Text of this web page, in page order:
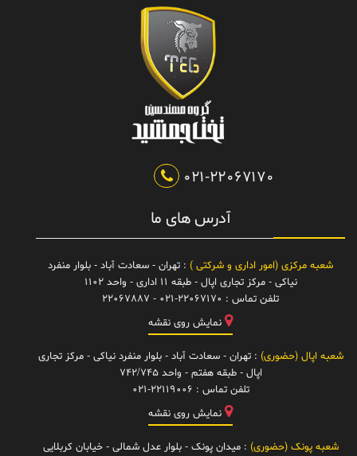
021-22067170
آدرس های ما
شعبه مرکزی (امور اداری و شرکتی ) : تهران - سعادت آباد - بلوار منفرد
نیاکی - مرکز تجاری اپال - طبقه 11 اداری - واحد 1102
تلفن تماس : 021-22067170 - 22067887
نمایش روی نقشه
شعبه اپال (حضوری) : تهران - سعادت آباد - بلوار منفرد نیاکی - مرکز تجاری
اپال - طبقه هفتم - واحد 742/745
تلفن تماس : 021-22119006
نمایش روی نقشه
شعبه پونک (حضوری) : میدان پونک - بلوار عدل شمالی - خیابان کربلایی